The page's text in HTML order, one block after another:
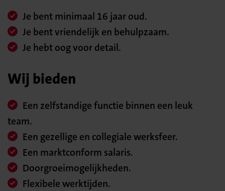
Je bent minimaal 16 jaar oud.
Je bent vriendelijk en behulpzaam.
Je hebt oog voor detail.
Wij bieden
Een zelfstandige functie binnen een leuk
team.
Een gezellige en collegiale werksfeer.
Een marktconform salaris.
Doorgroeimogelijkheden.
Flexibele werktijden.